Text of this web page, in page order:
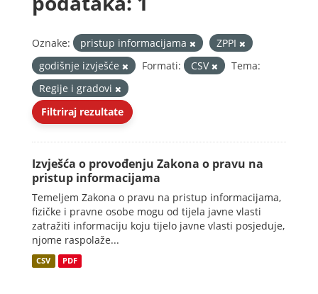
Oznake: pristup informacijama
ZPPI
godišnje izvješće
Formati: CSV
Tema:
Regije i gradovi
Filtriraj rezultate
Izvješća o provođenju Zakona o pravu na
pristup informacijama
Temeljem Zakona o pravu na pristup informacijama,
fizičke i pravne osobe mogu od tijela javne vlasti
zatražiti informaciju koju tijelo javne vlasti posjeduje,
njome raspolaže...
CSV PDF